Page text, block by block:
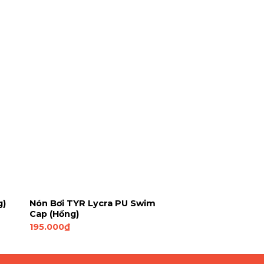
Nón Bơi TYR Lycra PU Swim
Cap (Hồng)
195.000₫